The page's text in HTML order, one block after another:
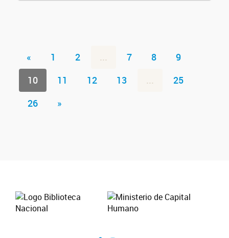
« 1 2 ... 7 8
9
10
11 12 13 ...
25
26
»